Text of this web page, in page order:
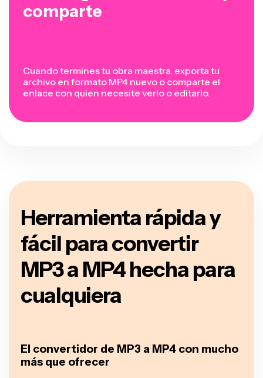
comparte
Cuando termines tu obra maestra, exporta tu
archivo en formato MP4 nuevo o comparte el
enlace con quien necesite verlo o editarlo.
Herramienta rápida y
fácil para convertir
MP3 a MP4 hecha para
cualquiera
El convertidor de MP3 a MP4 con mucho
más que ofrecer